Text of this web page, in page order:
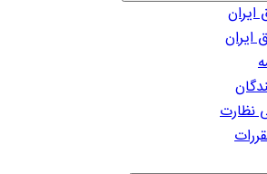
ایران
ایران
نظارت